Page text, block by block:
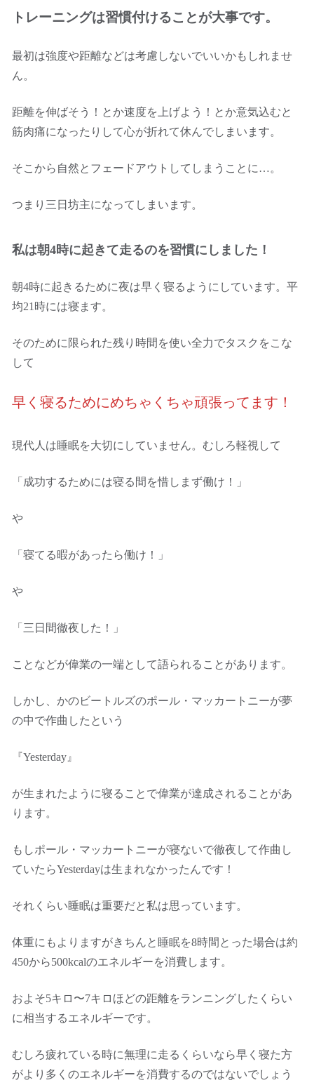
トレーニングは習慣付けることが大事です。
最初は強度や距離などは考慮しないでいいかもしれませ
ん。
距離を伸ばそう！とか速度を上げよう！とか意気込むと
筋肉痛になったりして心が折れて休んでしまいます。
そこから自然とフェードアウトしてしまうことに…。
つまり三日坊主になってしまいます。
私は朝4時に起きて走るのを習慣にしました！
朝4時に起きるために夜は早く寝るようにしています。平
均21時には寝ます。
そのために限られた残り時間を使い全力でタスクをこな
して
早く寝るためにめちゃくちゃ頑張ってます！
現代人は睡眠を大切にしていません。むしろ軽視して
「成功するためには寝る間を惜しまず働け！」
や
「寝てる暇があったら働け！」
や
「三日間徹夜した！」
ことなどが偉業の一端として語られることがあります。
しかし、かのビートルズのポール・マッカートニーが夢
の中で作曲したという
『Yesterday』
が生まれたように寝ることで偉業が達成されることがあ
ります。
もしポール・マッカートニーが寝ないで徹夜して作曲し
ていたらYesterdayは生まれなかったんです！
それくらい睡眠は重要だと私は思っています。
体重にもよりますがきちんと睡眠を8時間とった場合は約
450から500kcalのエネルギーを消費します。
およそ5キロ〜7キロほどの距離をランニングしたくらい
に相当するエネルギーです。
むしろ疲れている時に無理に走るくらいなら早く寝た方
がより多くのエネルギーを消費するのではないでしょう